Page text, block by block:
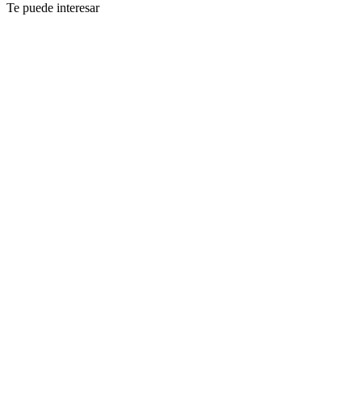
Te puede interesar